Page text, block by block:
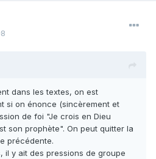
dans les textes, on est
si on énonce (sincèrement et
de foi "Je crois en Dieu
son prophète". On peut quitter la
précédente.
il y ait des pressions de groupe